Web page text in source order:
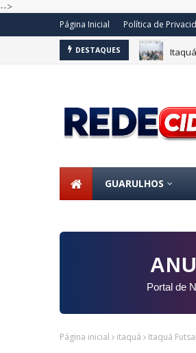
-->
Página Inicial Política de
DESTAQUES
GUARULHOS
Portal de
Página inicial itaquá Itaquá